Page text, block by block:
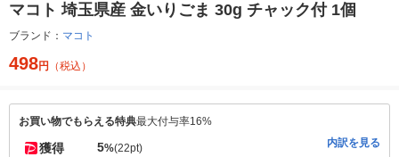
マコト 埼玉県産 金いりごま 30g チャック付 1個
ブランド： マコト
498円 （税込）
お買い物でもらえる特典最大付与率16%
獲得 5%(22pt) 内訳を見る